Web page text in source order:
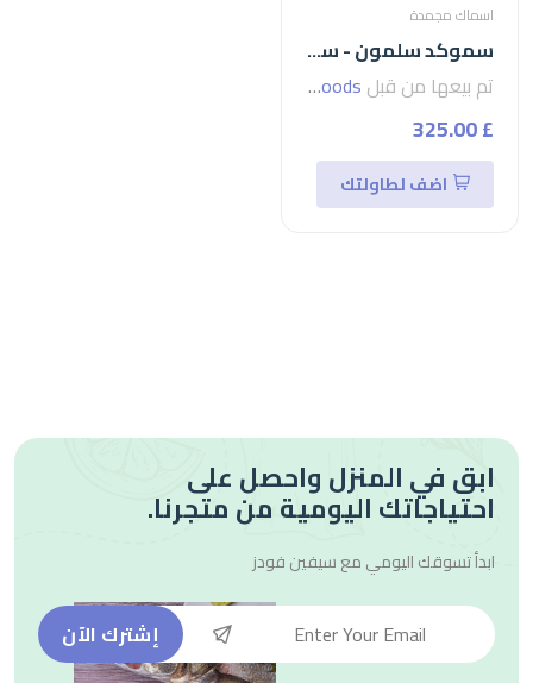
اسماك مجمدة
سموكد سلمون - سلمون مدخن 200 جرام smoked salmon
تم بيعها من قبل seven foods
£ 325.00
اضف لطاولتك
ابق في المنزل واحصل على
احتياجاتك اليومية من متجرنا.
ابدأ تسوقك اليومي معسيفين فودز
إشترك الآن